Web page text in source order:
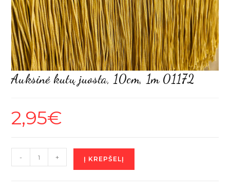
Auksinė kutų juosta, 10cm, 1m 01172
2,95€
produkto
kiekis:
- + Į KREPŠELĮ